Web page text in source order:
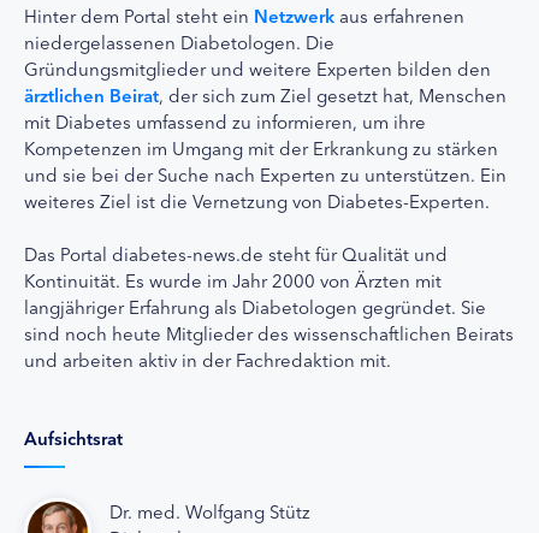
Hinter dem Portal steht ein Netzwerk aus erfahrenen
niedergelassenen Diabetologen. Die
Gründungsmitglieder und weitere Experten bilden den
ärztlichen Beirat, der sich zum Ziel gesetzt hat, Menschen
mit Diabetes umfassend zu informieren, um ihre
Kompetenzen im Umgang mit der Erkrankung zu stärken
und sie bei der Suche nach Experten zu unterstützen. Ein
weiteres Ziel ist die Vernetzung von Diabetes-Experten.
Das Portal diabetes-news.de steht für Qualität und
Kontinuität. Es wurde im Jahr 2000 von Ärzten mit
langjähriger Erfahrung als Diabetologen gegründet. Sie
sind noch heute Mitglieder des wissenschaftlichen Beirats
und arbeiten aktiv in der Fachredaktion mit.
Aufsichtsrat
Dr. med. Wolfgang Stütz